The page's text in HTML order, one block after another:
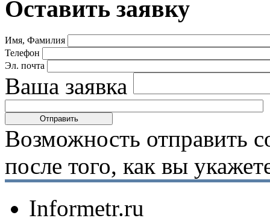
Оставить заявку
Имя, Фамилия
Телефон
Эл. почта
Ваша заявка
Возможность отправить
после того, как вы
Informetr.ru